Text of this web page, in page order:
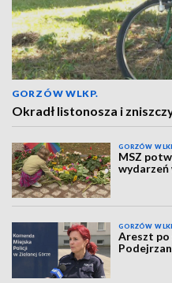
GORZÓW WLKP.
Okradł listonosza i
GORZÓW
MSZ
wydarzeń
GORZÓW
Areszt po